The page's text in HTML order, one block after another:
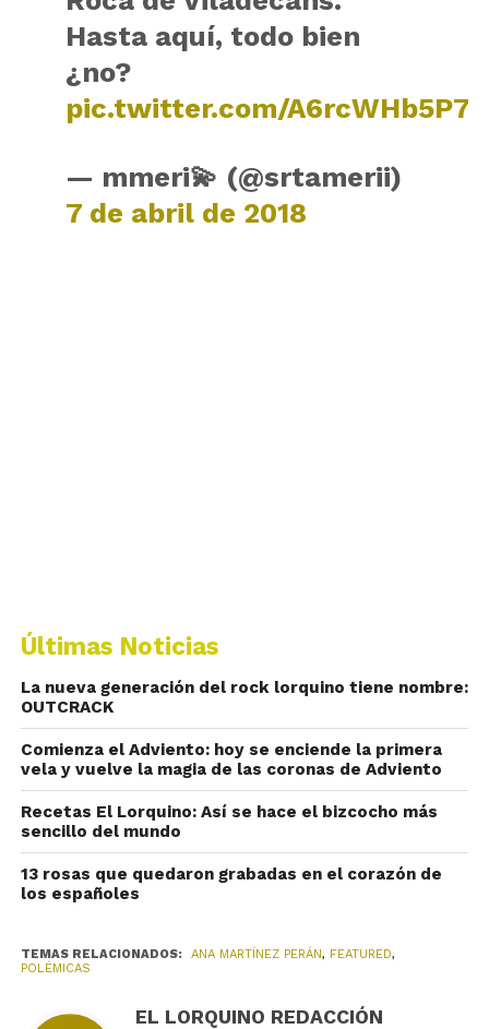
Hasta aquí, todo bien
¿no?
pic.twitter.com/A6rcWHb5P7
— mmeri💫 (@srtamerii)
7 de abril de 2018
Últimas Noticias
La nueva generación del rock lorquino tiene nombre:
OUTCRACK
Comienza el Adviento: hoy se enciende la primera
vela y vuelve la magia de las coronas de Adviento
Recetas El Lorquino: Así se hace el bizcocho más
sencillo del mundo
13 rosas que quedaron grabadas en el corazón de
los españoles
TEMAS RELACIONADOS: ANA MARTÍNEZ PERÁN, FEATURED,
POLÉMICAS
EL LORQUINO REDACCIÓN